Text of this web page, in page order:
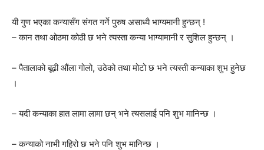
यी गुण भएका कन्यासँग संगत गर्ने पुरुष असाध्यै भाग्यमानी हुन्छन् !
– कान तथा ओठमा कोठी छ भने त्यस्ता कन्या भाग्यामानी र सुशिल हुन्छन् ।
– पैतालाको बूढी औंला गोलो, उठेको तथा मोटो छ भने त्यस्ती कन्याका शुभ हुनेछ
।
– यदी कन्याका हात लामा लामा छन् भने त्यसलाई पनि शुभ मानिन्छ ।
– कन्याको नाभी गहिरो छ भने पनि शुभ मानिन्छ ।